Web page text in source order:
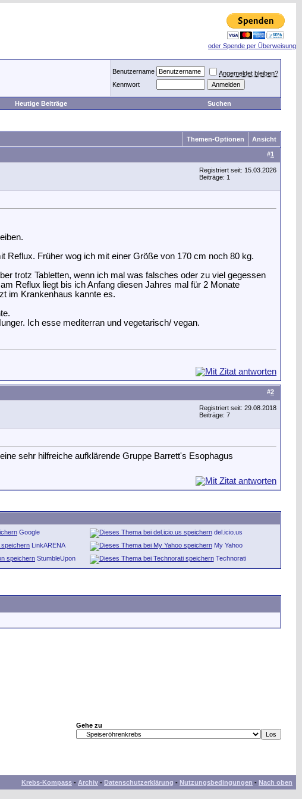
oder Spende per Überweisung
Benutzername
Angemeldet bleiben?
Kennwort
Heutige Beiträge Suchen
Themen-Optionen Ansicht
#1
Registriert seit: 15.03.2026
Beiträge: 1
Reflux. Früher wog ich mit einer Größe von 170 cm noch 80 kg.
trotz Tabletten, wenn ich mal was falsches oder zu viel gegessen
Reflux liegt bis ich Anfang diesen Jahres mal für 2 Monate
im Krankenhaus kannte es.
Ich esse mediterran und vegetarisch/ vegan.
#2
Registriert seit: 29.08.2018
Beiträge: 7
sehr hilfreiche aufklärende Gruppe Barrett's Esophagus
Google
del.icio.us
LinkARENA
My Yahoo
StumbleUpon Technorati
Gehe zu
Krebs-Kompass - Archiv - Datenschutzerklärung - Nutzungsbedingungen - Nach oben